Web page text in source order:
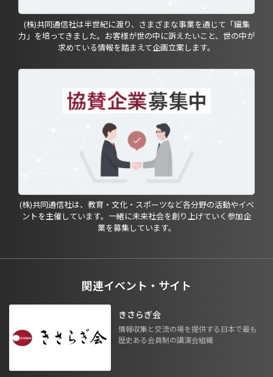
(株)共同通信社は半世紀に渡り、さまざまな事業を通じて「編集
力」を培ってきました。お客様が世の中に訴えたいこと、世の中が
求めている情報を踏まえて企画立案します。
(株)共同通信社は、教育・文化・スポーツなど各分野の活動やイベ
ントを主催しています。一緒に未来社会を創り上げていく参加企
業を募集しています。
関連イベント・サイト
きさらぎ会
情報収集と交流の場を提供する日本で最も
歴史ある会員制の講演会組織